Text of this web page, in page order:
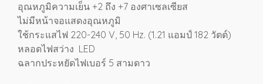
อุณหภูมิความเย็น +2 ถึง +7 องศาเซลเซียส
ไม่มีหน้าจอแสดงอุณหภูมิ
ใช้กระแสไฟ 220-240 V, 50 Hz. (1.21 แอมป์ 182 วัตต์)
หลอดไฟสว่าง LED
ฉลากประหยัดไฟเบอร์ 5 สามดาว